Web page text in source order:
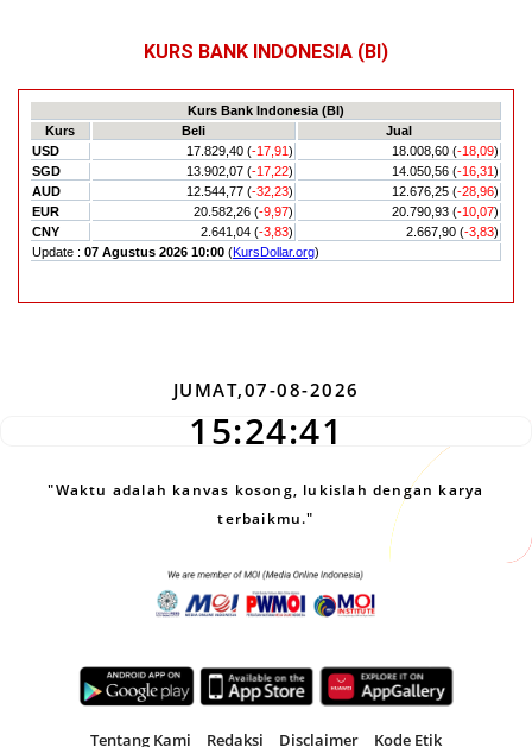
KURS BANK INDONESIA (BI)
JUMAT,07-08-2026
15:24:42
"Waktu adalah kanvas kosong, lukislah dengan karya
terbaikmu."
Tentang Kami Redaksi Disclaimer Kode Etik